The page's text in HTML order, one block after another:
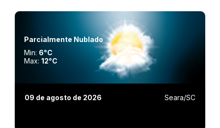
Parcialmente Nublado
Min: 6°C
Max:12°C
09 de agosto de 2026 Seara/SC